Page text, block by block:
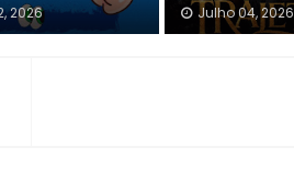
2026 Julho 04, 2026